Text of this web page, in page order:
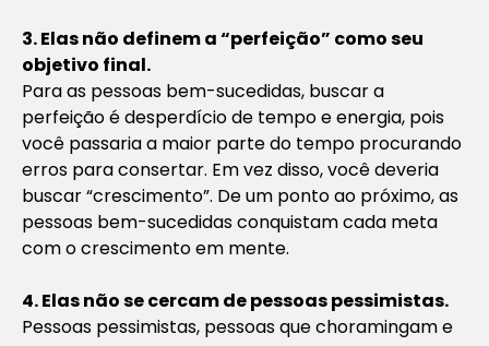
3. Elas não definem a “perfeição” como seu
objetivo final.
Para as pessoas bem-sucedidas, buscar a
perfeição é desperdício de tempo e energia, pois
você passaria a maior parte do tempo procurando
erros para consertar. Em vez disso, você deveria
buscar “crescimento”. De um ponto ao próximo, as
pessoas bem-sucedidas conquistam cada meta
com o crescimento em mente.
4. Elas não se cercam de pessoas pessimistas.
Pessoas pessimistas, pessoas que choramingam e